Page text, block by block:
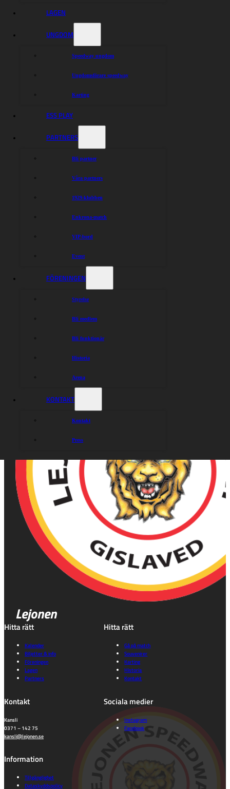
LAGEN
UNGDOM
Speedway ungdom
Ungdomsförare speedway
Karting
ESS PLAY
PARTNERS
Bli partner
Våra partners
1929-klubben
Enkrona-match
VIP-bord
Event
FÖRENINGEN
Styrelse
Bli medlem
Bli funktionär
Historia
Arena
KONTAKT
Kontakt
Press
Lejonen
Hitta rätt
Kalender
Biljetter & info
Föreningen
Lagen
Partners
Hitta rätt
Gå på match
Souvenirer
Karting
Historia
Kontakt
Kontakt
Kansli
0371 – 142 75
kansli@lejonen.se
Sociala medier
Instagram
Facebook
Information
Tillgänglighet
Dataskyddspolicy